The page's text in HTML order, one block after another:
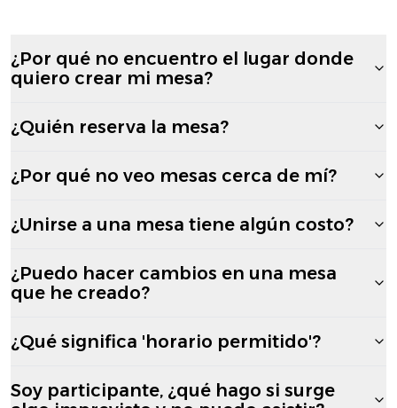
¿Por qué no encuentro el lugar donde
quiero crear mi mesa?
¿Quién reserva la mesa?
¿Por qué no veo mesas cerca de mí?
¿Unirse a una mesa tiene algún costo?
¿Puedo hacer cambios en una mesa
que he creado?
¿Qué significa 'horario permitido'?
Soy participante, ¿qué hago si surge